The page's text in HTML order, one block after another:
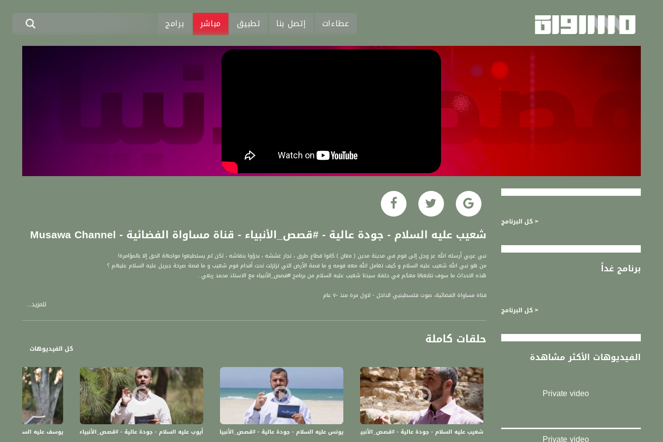
عطاءات إتصل بنا تطبيق مباشر برامج
شعيب عليه السلام - جودة عالية - #قصص_الأنبياء - قناة مساواة الفضائية - Musawa Channel
نبي عربي أرسله الله عز وجل إلى قوم في مدينة مدين ( معان ) كانوا قطاع طرق ، تجار غششه ، بدؤوا بنقاشه ، لكن لم يستطيعوا مواجهة الحق إلا بالمؤامرة!
من هو نبي الله شعيب عليه السلام و كيف تعامل الله معه قومه و ما قصة الأرض التي تزلزلت تحت أقدام قوم شعيب و ما قصة صرخة جبريل عليه السلام عليهم ؟
هذه الاحداث ما سوف نتابعها معكم في حلقة سيدنا شعيب عليه السلام من برنامج #قصص_الأنبياء مع الاستاذ محمد ربعي .
قناة مساواة الفضائية، صوت فلسطينيي الداخل - لاول مرة منذ ٧٠ عام
Downlink frequency - الترد :
12645 MHZ
Polarity - الاستقطاب:
Horizontal
Symb.Rate - معدل الترميز:
27.500 MS/s
FEC - تصحيح الخطأ :
للمزيد...
حلقات كاملة كل الفيديوهات
يوسف عليه السلام (2) - جودة عالية - #قصص_الأنبياء - قناة مساواة الفضائية - Musawa Channel
أيوب عليه السلام - جودة عالية - #قصص_الأنبياء - قناة مساواة الفضائية - Musawa Channelيونس عليه السلام - جودة عالية - #قصص_الأنبياء - قناة مساواة الفضائية - Musawa Channelشعيب عليه السلام - جودة عالية - #قصص_الأنبياء - قناة مساواة الفضائية - Musawa Channel
< كل البرنامج
برنامج غداً
< كل البرنامج
الفيديوهات الأكثر مشاهدة
Private video